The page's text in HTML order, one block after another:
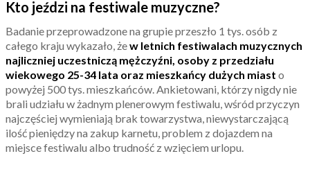
Kto jeździ na festiwale muzyczne?
Badanie przeprowadzone na grupie przeszło 1 tys. osób z
całego kraju wykazało, żew letnich festiwalach muzycznych
najliczniej uczestniczą mężczyźni, osoby z przedziału
wiekowego 25-34 lata oraz mieszkańcy dużych miast o
powyżej 500 tys. mieszkańców. Ankietowani, którzy nigdy nie
brali udziału w żadnym plenerowym festiwalu, wśród przyczyn
najczęściej wymieniają brak towarzystwa, niewystarczającą
ilość pieniędzy na zakup karnetu, problem z dojazdem na
miejsce festiwalu albo trudność z wzięciem urlopu.